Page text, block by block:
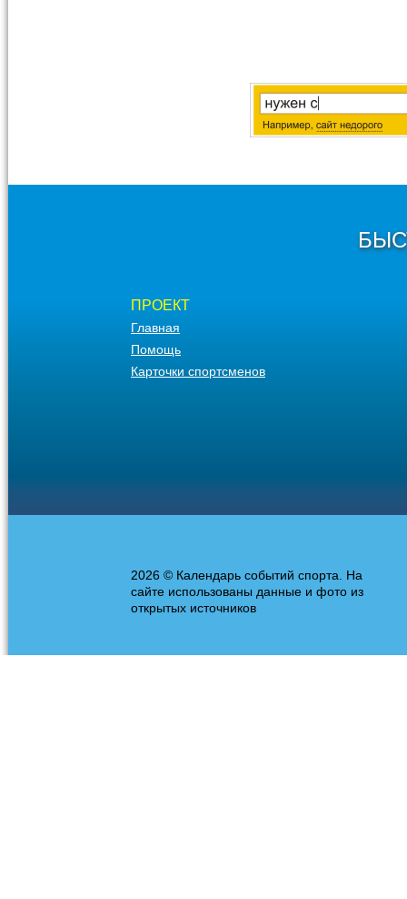
ПРОЕКТ
Главная
Помощь
Карточки спортсменов
2026 © Календарь событий спорта. На
сайте использованы данные и фото из
открытых источников